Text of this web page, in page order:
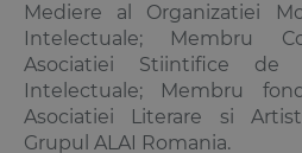
Mediere al Organizatiei
Intelectuale; Membru
Asociatiei Stiintifice de
Intelectuale; Membru
Asociatiei Literare si
Grupul ALAI Romania.